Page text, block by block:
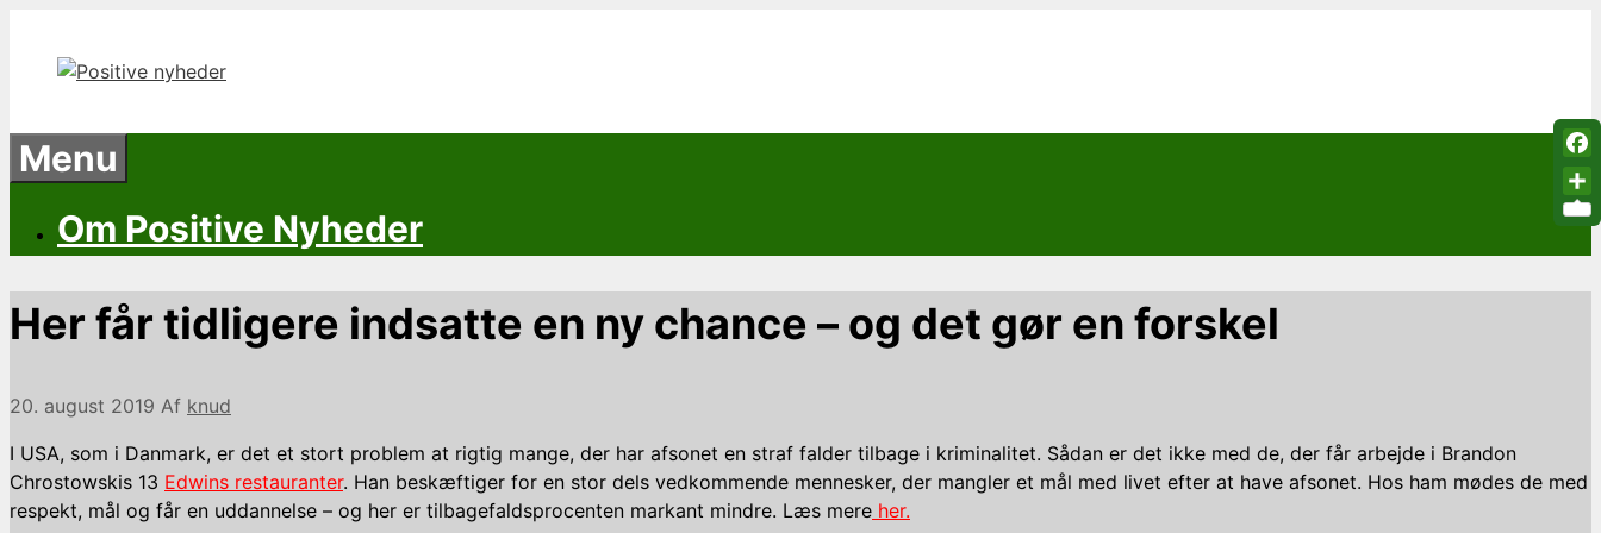
indhold
Menu
Om Positive Nyheder
Her får tidligere indsatte en ny chance – og det gør en forskel
20. august 2019 Af knud
I USA, som i Danmark, er det et stort problem at rigtig mange, der har afsonet en straf falder tilbage i kriminalitet. Sådan er det ikke med de, der får arbejde i Brandon
Chrostowskis 13 Edwins restauranter. Han beskæftiger for en stor dels vedkommende mennesker, der mangler et mål med livet efter at have afsonet. Hos ham mødes de med
respekt, mål og får en uddannelse – og her er tilbagefaldsprocenten markant mindre. Læs mere her.